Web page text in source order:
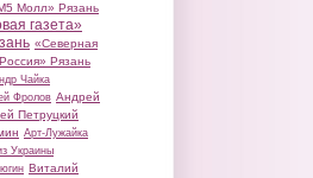
Молл» Рязань
газета»
«Северная
Рязань
Чайка
Фролов Андрей
Петруцкий
Арт-Лужайка
Украины
Виталий